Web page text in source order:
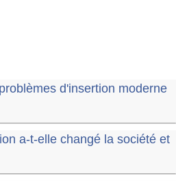
d'insertion moderne
a-t-elle changé la société et